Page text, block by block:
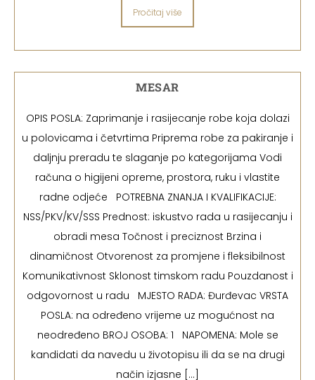
Pročitaj više
MESAR
OPIS POSLA: Zaprimanje i rasijecanje robe koja dolazi
u polovicama i četvrtima Priprema robe za pakiranje i
daljnju preradu te slaganje po kategorijama Vodi
računa o higijeni opreme, prostora, ruku i vlastite
radne odjeće POTREBNA ZNANJA I KVALIFIKACIJE:
NSS/PKV/KV/SSS Prednost: iskustvo rada u rasijecanju i
obradi mesa Točnost i preciznost Brzina i
dinamičnost Otvorenost za promjene i fleksibilnost
Komunikativnost Sklonost timskom radu Pouzdanost i
odgovornost u radu MJESTO RADA: Đurđevac VRSTA
POSLA: na određeno vrijeme uz mogućnost na
neodređeno BROJ OSOBA: 1 NAPOMENA: Mole se
kandidati da navedu u životopisu ili da se na drugi
način izjasne […]